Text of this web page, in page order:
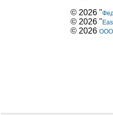
© 2026 "
© 2026 "
© 2026